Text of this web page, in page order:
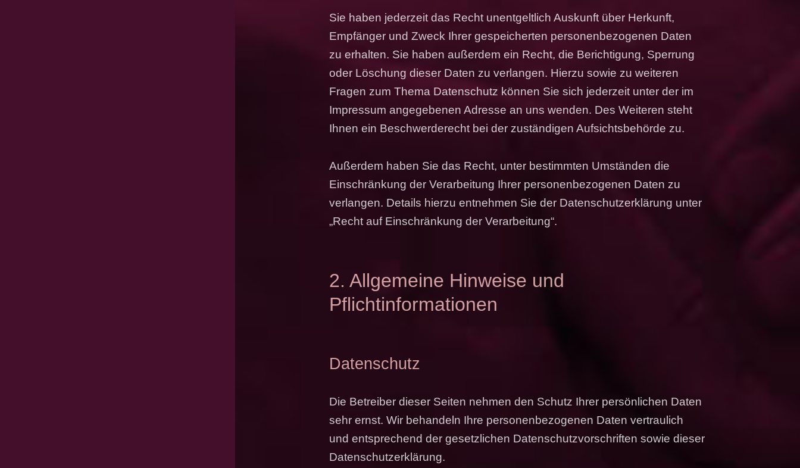
Sie haben jederzeit das Recht unentgeltlich Auskunft über Herkunft,
Empfänger und Zweck Ihrer gespeicherten personenbezogenen Daten
zu erhalten. Sie haben außerdem ein Recht, die Berichtigung, Sperrung
oder Löschung dieser Daten zu verlangen. Hierzu sowie zu weiteren
Fragen zum Thema Datenschutz können Sie sich jederzeit unter der im
Impressum angegebenen Adresse an uns wenden. Des Weiteren steht
Ihnen ein Beschwerderecht bei der zuständigen Aufsichtsbehörde zu.
Außerdem haben Sie das Recht, unter bestimmten Umständen die
Einschränkung der Verarbeitung Ihrer personenbezogenen Daten zu
verlangen. Details hierzu entnehmen Sie der Datenschutzerklärung unter
„Recht auf Einschränkung der Verarbeitung“.
2. Allgemeine Hinweise und
Pflichtinformationen
Datenschutz
Die Betreiber dieser Seiten nehmen den Schutz Ihrer persönlichen Daten
sehr ernst. Wir behandeln Ihre personenbezogenen Daten vertraulich
und entsprechend der gesetzlichen Datenschutzvorschriften sowie dieser
Datenschutzerklärung.